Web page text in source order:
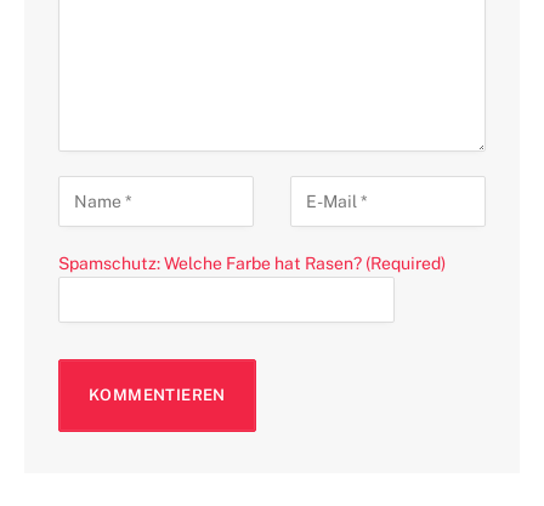
Spamschutz: Welche Farbe hat Rasen? (Required)